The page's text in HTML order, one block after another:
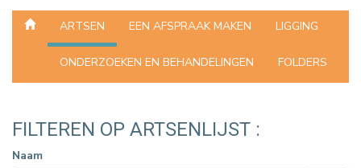
ARTSEN EEN AFSPRAAK MAKEN LIGGING
ONDERZOEKEN EN BEHANDELINGEN FOLDERS
FILTEREN OP ARTSENLIJST :
Naam